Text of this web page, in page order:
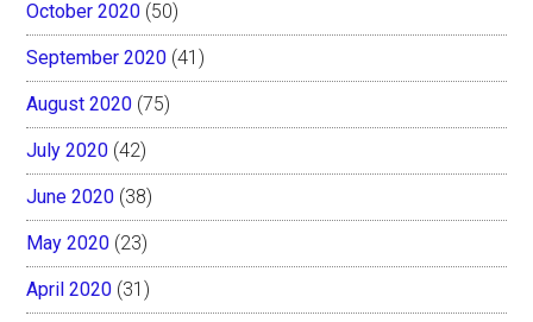
October 2020 (50)
September 2020 (41)
August 2020 (75)
July 2020 (42)
June 2020 (38)
May 2020 (23)
April 2020 (31)